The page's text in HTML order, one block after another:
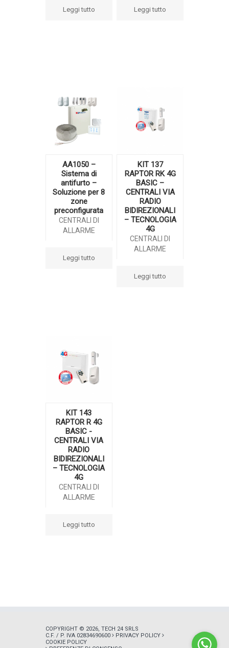
Leggi tutto Leggi tutto
AA1050 –
Sistema di
antifurto –
Soluzione per 8
zone
preconfigurata
CENTRALI DI
ALLARME
Leggi tutto
KIT 137
RAPTOR RK 4G
BASIC –
CENTRALI VIA
RADIO
BIDIREZIONALI
– TECNOLOGIA
4G
CENTRALI DI
ALLARME
Leggi tutto
KIT 143
RAPTOR R 4G
BASIC -
CENTRALI VIA
RADIO
BIDIREZIONALI
– TECNOLOGIA
4G
CENTRALI DI
ALLARME
Leggi tutto
COPYRIGHT © 2026, TECH 24 SRLS
C.F. / P. IVA 02834690600
PRIVACY POLICY
COOKIE POLICY